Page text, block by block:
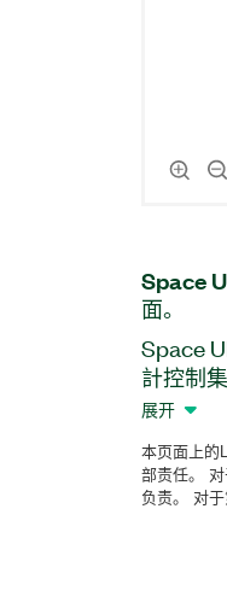
Space
面。
Space
計控制
所有類
产品 编
展开
本页面上的
部责任。
负责。 对